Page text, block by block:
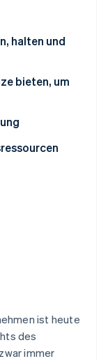
halten und
bieten, um
ist heute
des
immer